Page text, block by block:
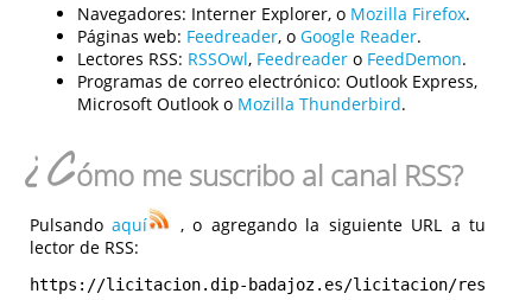
Navegadores: Interner Explorer, o Mozilla Firefox.
Páginas web: Feedreader, o Google Reader.
Lectores RSS: RSSOwl, Feedreader o FeedDemon.
Programas de correo electrónico: Outlook Express,
Microsoft Outlook o Mozilla Thunderbird.
¿Cómo me suscribo al canal RSS?
Pulsandoaquí
, o agregando la siguiente URL a tu
lector de RSS:
https://licitacion.dip-badajoz.es/licitacion/rest/rss/